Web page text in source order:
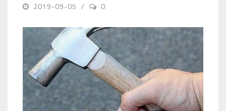
2019-09-05
0